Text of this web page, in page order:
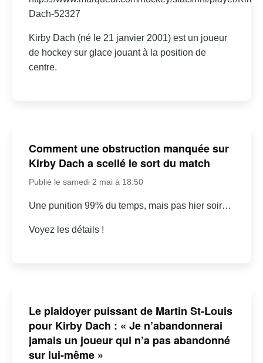
Dach-52327
Kirby Dach (né le 21 janvier 2001) est un joueur
de hockey sur glace jouant à la position de
centre.
Comment une obstruction manquée sur
Kirby Dach a scellé le sort du match
Publié le samedi 2 mai à 18:50
Une punition 99% du temps, mais pas hier soir…
Voyez les détails !
Le plaidoyer puissant de Martin St-Louis
pour Kirby Dach : « Je n’abandonnerai
jamais un joueur qui n’a pas abandonné
sur lui-même »